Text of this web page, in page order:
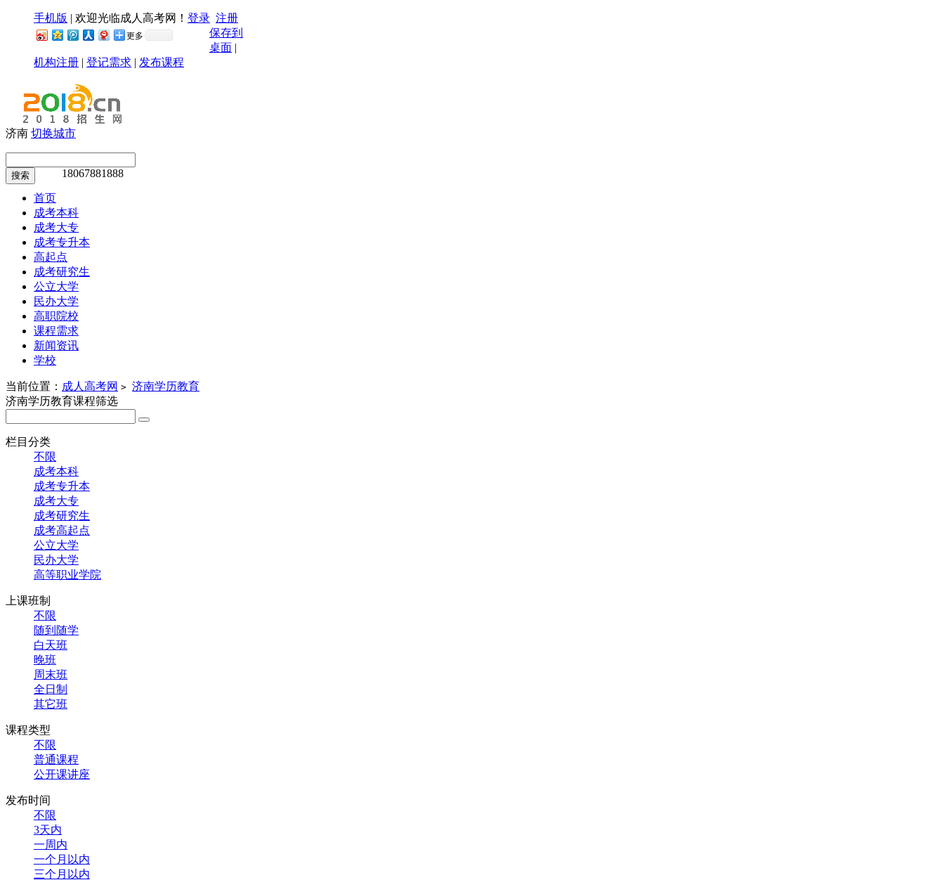
手机版 | 欢迎光临成人高考网！ 登录 注册
更多
保存到
桌面 |
机构注册 | 登记需求 | 发布课程
济南 切换城市
搜索 18067881888
首页
成考本科
成考大专
成考专升本
高起点
成考研究生
公立大学
民办大学
高职院校
课程需求
新闻资讯
学校
当前位置： 成人高考网 > 济南学历教育
济南学历教育课程筛选
栏目分类
不限
成考本科
成考专升本
成考大专
成考研究生
成考高起点
公立大学
民办大学
高等职业学院
上课班制
不限
随到随学
白天班
晚班
周末班
全日制
其它班
课程类型
不限
普通课程
公开课讲座
发布时间
不限
3天内
一周内
一个月以内
三个月以内